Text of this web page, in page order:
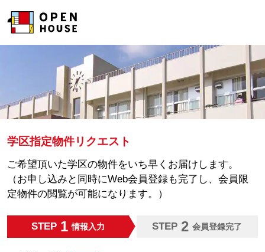
学区指定物件リクエスト
ご希望頂いた学区の物件をいち早くお届けします。
（お申し込みと同時にWeb会員登録も完了し、会員限
定物件の閲覧が可能になります。）
STEP 1 情報入力 STEP 2 会員登録完了